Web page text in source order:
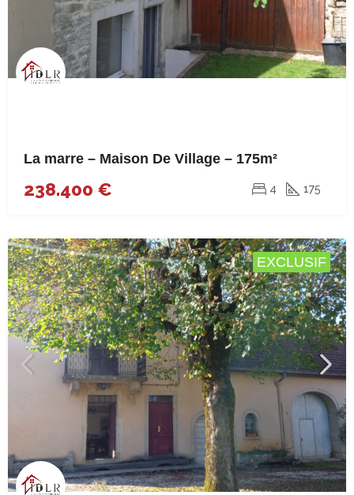
La marre – Maison De Village – 175m²
238.400 € 4 175
EXCLUSIF